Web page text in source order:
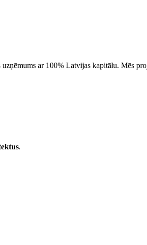
uzņēmums ar 100% Latvijas kapitālu. Mēs
.